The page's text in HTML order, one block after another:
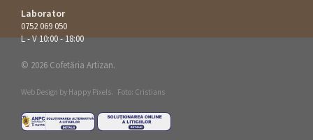
Laborator
0752 069 050
L - V 10:00 - 18:00
© 2026 Cofetăria Artizan.
Web Design by Happy Pixels. Foto: Cristians